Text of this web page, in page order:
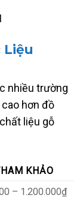
Liệu
nhiều trường
hơn đồ
liệu gỗ
KHẢO
– 1.200.000₫